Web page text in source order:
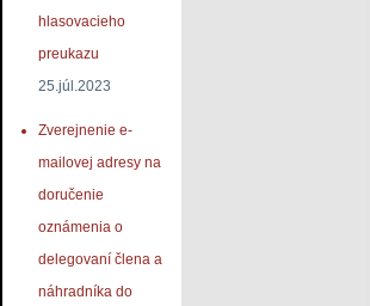
hlasovacieho
preukazu
25.júl.2023
Zverejnenie e-
mailovej adresy na
doručenie
oznámenia o
delegovaní člena a
náhradníka do